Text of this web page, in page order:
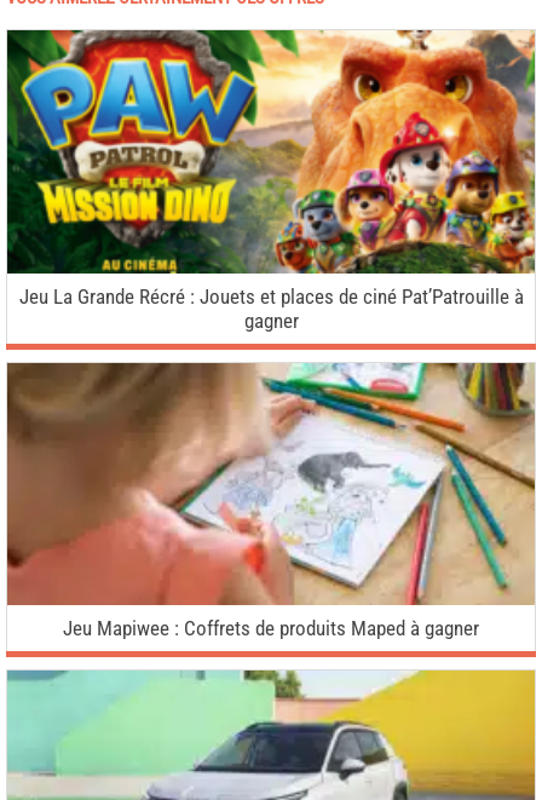
Jeu La Grande Récré : Jouets et places de ciné Pat’Patrouille à
gagner
Jeu Mapiwee : Coffrets de produits Maped à gagner